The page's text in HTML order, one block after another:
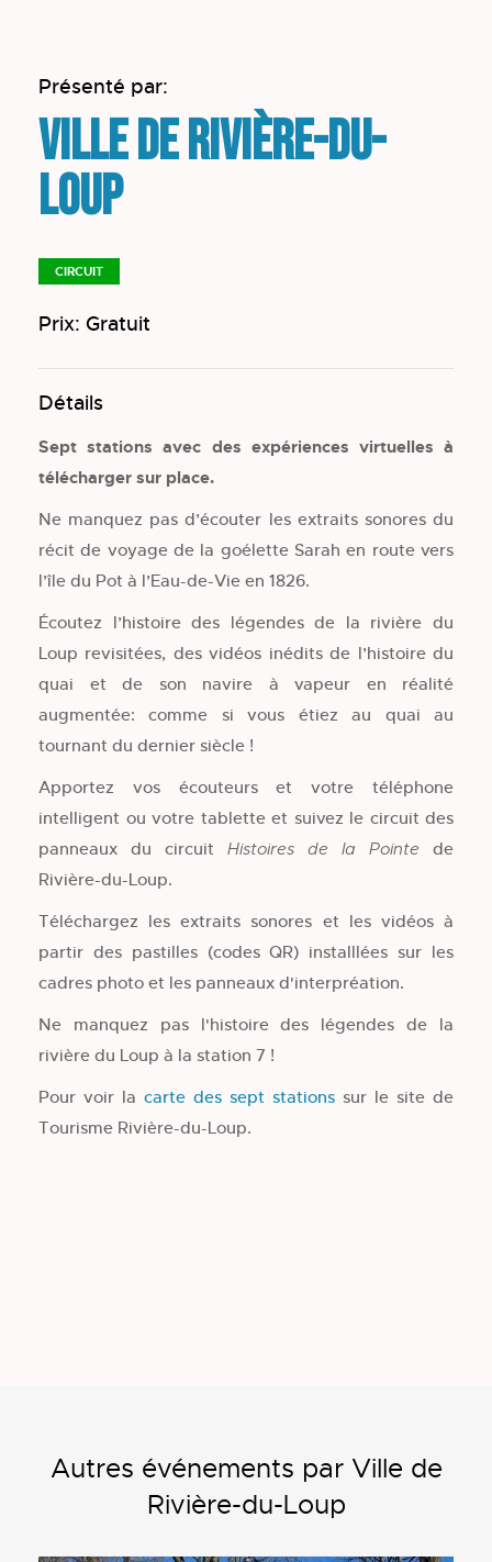
Présenté par:
Ville de Rivière-du-
Loup
CIRCUIT
Prix: Gratuit
Détails
Sept stations avec des expériences virtuelles à
télécharger sur place.
Ne manquez pas d’écouter les extraits sonores du
récit de voyage de la goélette Sarah en route vers
l’île du Pot à l’Eau-de-Vie en 1826.
Écoutez l’histoire des légendes de la rivière du
Loup revisitées, des vidéos inédits de l’histoire du
quai et de son navire à vapeur en réalité
augmentée: comme si vous étiez au quai au
tournant du dernier siècle !
Apportez vos écouteurs et votre téléphone
intelligent ou votre tablette et suivez le circuit des
panneaux du circuit Histoires de la Pointe de
Rivière-du-Loup.
Téléchargez les extraits sonores et les vidéos à
partir des pastilles (codes QR) installlées sur les
cadres photo et les panneaux d'interpréation.
Ne manquez pas l'histoire des légendes de la
rivière du Loup à la station 7 !
Pour voir la carte des sept stations sur le site de
Tourisme Rivière-du-Loup.
Autres événements par Ville de
Rivière-du-Loup